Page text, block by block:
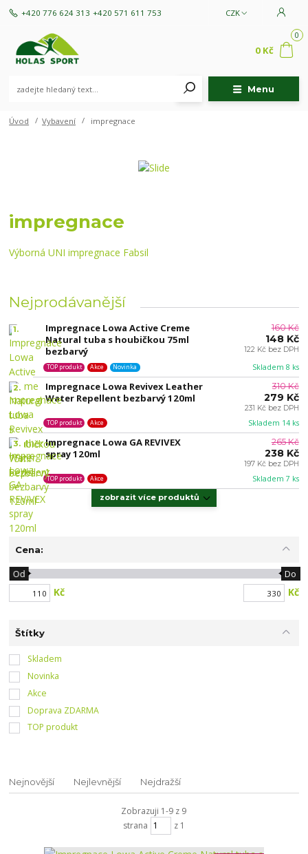
Menu
CZK
+420 776 624 313 +420 571 611 753
0
0 Kč
Úvod Vybavení impregnace
impregnace
Výborná UNI impregnace Fabsil
Nejprodávanější
1.
Impregnace Lowa Active Creme
Natural tuba s houbičkou 75ml
bezbarvý
Skladem 8 ks
TOP produkt Akce Novinka
160 Kč
148 Kč
122 Kč bez DPH
2.
Impregnace Lowa Revivex Leather
Water Repellent bezbarvý 120ml
Skladem 14 ks
TOP produkt Akce
310 Kč
279 Kč
231 Kč bez DPH
3.
Impregnace Lowa GA REVIVEX
spray 120ml
Skladem 7 ks
TOP produkt Akce
265 Kč
238 Kč
197 Kč bez DPH
zobrazit více produktů
Cena:
Kč
Od Do
Kč
Štítky
Skladem
Novinka
Akce
Doprava ZDARMA
TOP produkt
Nejnovější Nejlevnější Nejdražší
Zobrazuji 1-9 z 9
strana
z 1